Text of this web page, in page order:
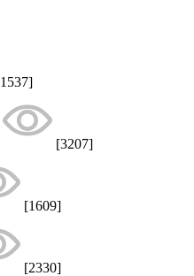
[3207]
[1609]
[2330]